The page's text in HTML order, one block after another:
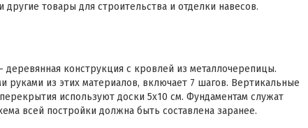
товары для строительства и отделки навесов.
конструкция с кровлей из металлочерепицы.
руками из этих материалов, включает 7 шагов. Вертикальные
используют доски 5х10 см. Фундаментам служат
всей постройки должна быть составлена заранее.